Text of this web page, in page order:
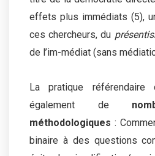
effets plus immédiats (5),
ces chercheurs, du
de l’im-médiat (sans
La pratique référendaire
également de
méthodologiques :
binaire à des questions